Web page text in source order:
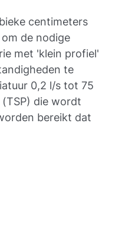
centimeters
de nodige
met 'klein profiel'
te
0,2 l/s tot 75
die wordt
bereikt dat